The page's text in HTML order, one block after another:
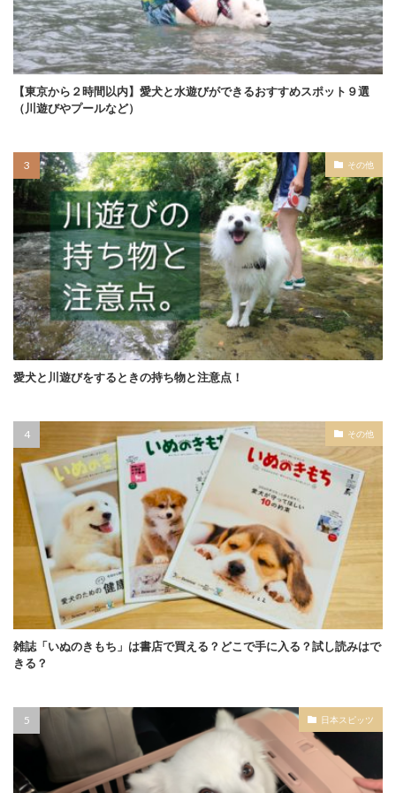
【東京から２時間以内】愛犬と水遊びができるおすすめスポット９選
（川遊びやプールなど）
その他
愛犬と川遊びをするときの持ち物と注意点！
その他
雑誌「いぬのきもち」は書店で買える？どこで手に入る？試し読みはで
きる？
日本スピッツ